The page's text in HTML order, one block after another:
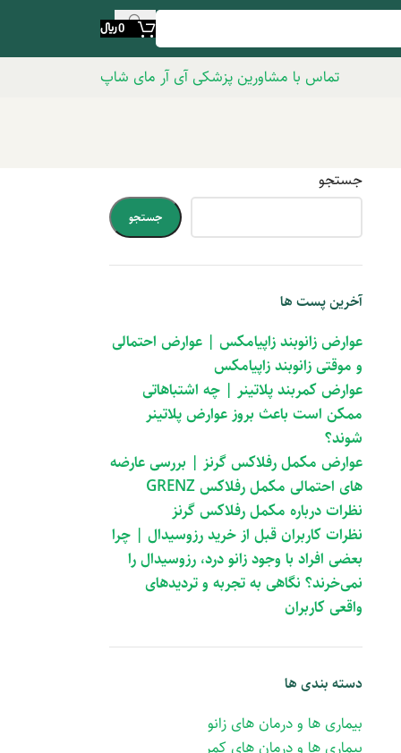
0﷼
تماس با مشاورین پزشکی آی آر مای شاپ
جستجو
جستجو
آخرین پست ها
عوارض زانوبند زاپیامکس | عوارض احتمالی
و موقتی زانوبند زاپیامکس
عوارض کمربند پلاتینر | چه اشتباهاتی
ممکن است باعث بروز عوارض پلاتینر
شوند؟
عوارض مکمل رفلاکس گرنز | بررسی عارضه
های احتمالی مکمل رفلاکس GRENZ
نظرات درباره مکمل رفلاکس گرنز
نظرات کاربران قبل از خرید رزوسیدال | چرا
بعضی افراد با وجود زانو درد، رزوسیدال را
نمی‌خرند؟ نگاهی به تجربه و تردیدهای
واقعی کاربران
دسته بندی ها
بیماری ها و درمان های زانو
بیماری ها و درمان های کمر